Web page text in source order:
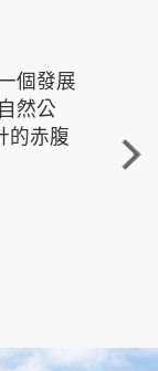
個發展
然公
的赤腹
重
走進